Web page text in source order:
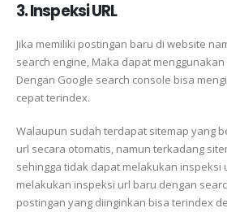
3. Inspeksi URL
Jika memiliki postingan baru di website
search engine, Maka dapat menggunakan
Dengan Google search console bisa
cepat terindex.
Walaupun sudah terdapat sitemap yang
url secara otomatis, namun terkadang
sehingga tidak dapat melakukan inspeksi
melakukan inspeksi url baru dengan
postingan yang diinginkan bisa terindex